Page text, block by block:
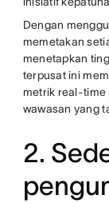
Dengan
memetakan
menetapkan
terpusat ini
metrik real-time
wawasan yang
2.